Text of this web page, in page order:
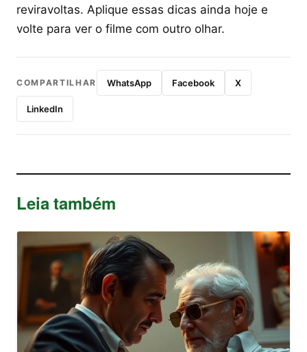
reviravoltas. Aplique essas dicas ainda hoje e
volte para ver o filme com outro olhar.
COMPARTILHAR WhatsApp Facebook X
LinkedIn
Leia também